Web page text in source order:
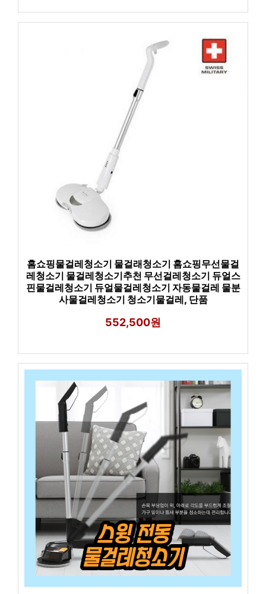
홈쇼핑물걸레청소기 물걸래청소기 홈쇼핑무선물걸
레청소기 물걸레청소기추천 무선걸레청소기 듀얼스
핀물걸레청소기 듀얼물걸레청소기 자동물걸레 물분
사물걸레청소기 청소기물걸레, 단품
552,500원